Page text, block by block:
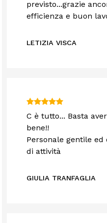
previsto...grazie
efficienza e buon
LETIZIA VISCA
C è tutto... Basta
bene!!
Personale gentile ed
di attività
GIULIA TRANFAGLIA